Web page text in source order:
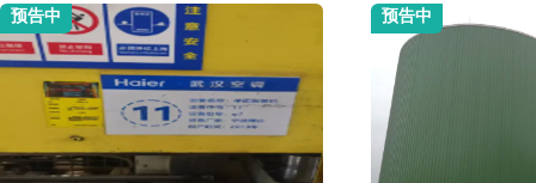
预告中 预告中